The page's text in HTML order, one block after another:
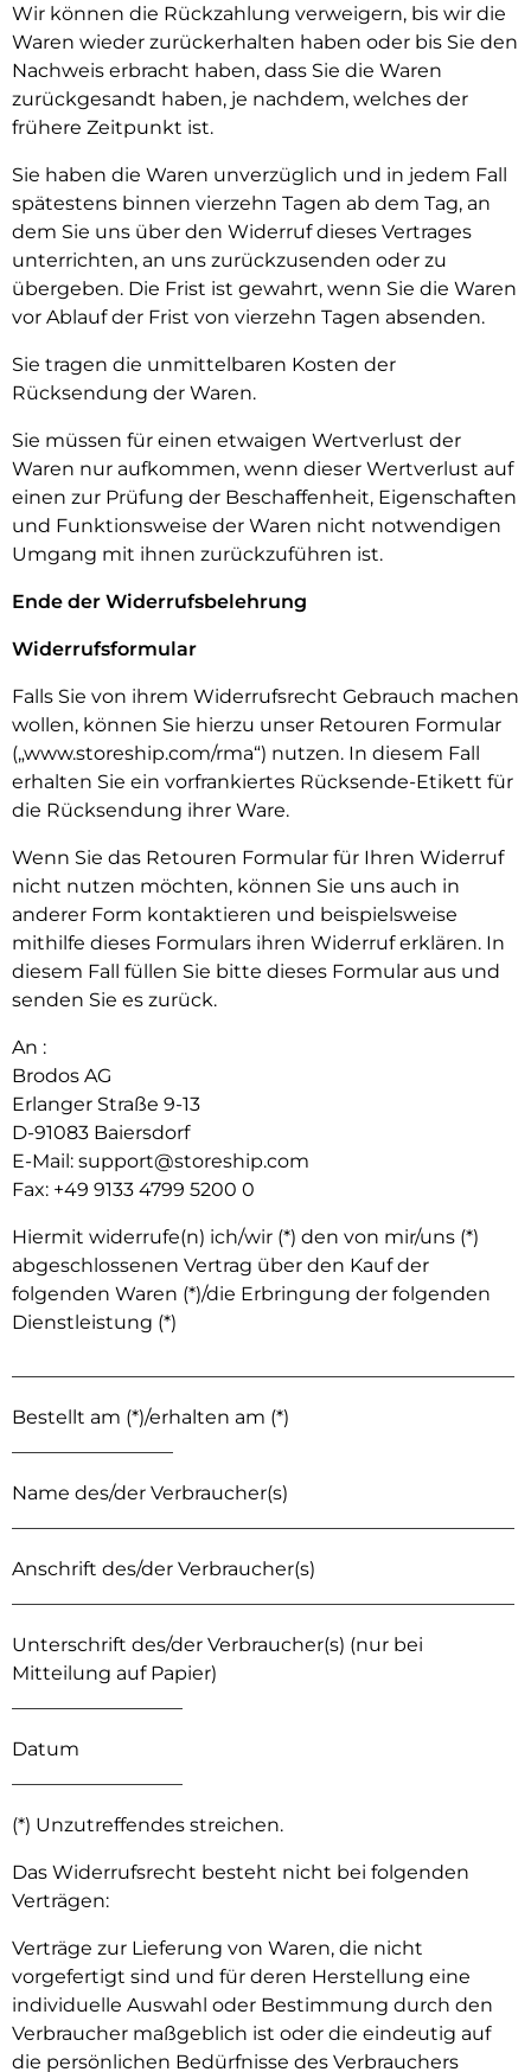
Wir können die Rückzahlung verweigern, bis wir die
Waren wieder zurückerhalten haben oder bis Sie den
Nachweis erbracht haben, dass Sie die Waren
zurückgesandt haben, je nachdem, welches der
frühere Zeitpunkt ist.
Sie haben die Waren unverzüglich und in jedem Fall
spätestens binnen vierzehn Tagen ab dem Tag, an
dem Sie uns über den Widerruf dieses Vertrages
unterrichten, an uns zurückzusenden oder zu
übergeben. Die Frist ist gewahrt, wenn Sie die Waren
vor Ablauf der Frist von vierzehn Tagen absenden.
Sie tragen die unmittelbaren Kosten der
Rücksendung der Waren.
Sie müssen für einen etwaigen Wertverlust der
Waren nur aufkommen, wenn dieser Wertverlust auf
einen zur Prüfung der Beschaffenheit, Eigenschaften
und Funktionsweise der Waren nicht notwendigen
Umgang mit ihnen zurückzuführen ist.
Ende der Widerrufsbelehrung
Widerrufsformular
Falls Sie von ihrem Widerrufsrecht Gebrauch machen
wollen, können Sie hierzu unser Retouren Formular
(„www.storeship.com/rma“) nutzen. In diesem Fall
erhalten Sie ein vorfrankiertes Rücksende-Etikett für
die Rücksendung ihrer Ware.
Wenn Sie das Retouren Formular für Ihren Widerruf
nicht nutzen möchten, können Sie uns auch in
anderer Form kontaktieren und beispielsweise
mithilfe dieses Formulars ihren Widerruf erklären. In
diesem Fall füllen Sie bitte dieses Formular aus und
senden Sie es zurück.
An :
Brodos AG
Erlanger Straße 9-13
D-91083 Baiersdorf
E-Mail: support@storeship.com
Fax: +49 9133 4799 5200 0
Hiermit widerrufe(n) ich/wir (*) den von mir/uns (*)
abgeschlossenen Vertrag über den Kauf der
folgenden Waren (*)/die Erbringung der folgenden
Dienstleistung (*)
Bestellt am (*)/erhalten am (*)
Name des/der Verbraucher(s)
Anschrift des/der Verbraucher(s)
Unterschrift des/der Verbraucher(s) (nur bei
Mitteilung auf Papier)
Datum
(*) Unzutreffendes streichen.
Das Widerrufsrecht besteht nicht bei folgenden
Verträgen:
Verträge zur Lieferung von Waren, die nicht
vorgefertigt sind und für deren Herstellung eine
individuelle Auswahl oder Bestimmung durch den
Verbraucher maßgeblich ist oder die eindeutig auf
die persönlichen Bedürfnisse des Verbrauchers